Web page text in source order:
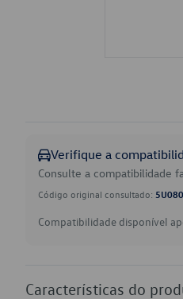
Verifique a
Consulte a compatibilidade
Código original consultado:
Compatibilidade disponível
Características do